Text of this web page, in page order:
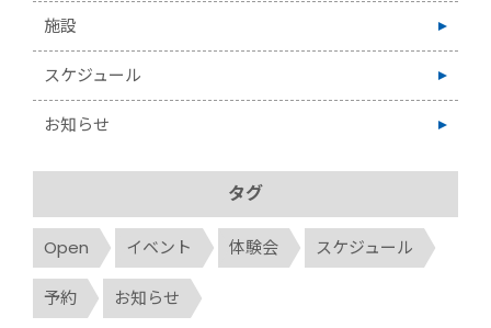
施設
スケジュール
お知らせ
タグ
Open イベント 体験会 スケジュール
予約 お知らせ